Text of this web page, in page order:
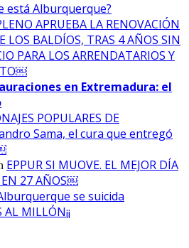
está Alburquerque?
APRUEBA LA RENOVACIÓN
LOS BALDÍOS, TRAS 4 AÑOS SIN
PARA LOS ARRENDATARIOS Y
en Extremadura: el
POPULARES DE
Sama, el cura que entregó
EPPUR SI MUOVE. EL MEJOR DÍA
EN 27 AÑOS￼
se suicida
AL MILLÓN¡¡